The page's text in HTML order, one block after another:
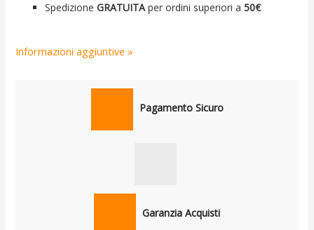
SpedizioneGRATUITAper ordini superiori a50€
Informazioni aggiuntive »
Pagamento Sicuro
Garanzia Acquisti